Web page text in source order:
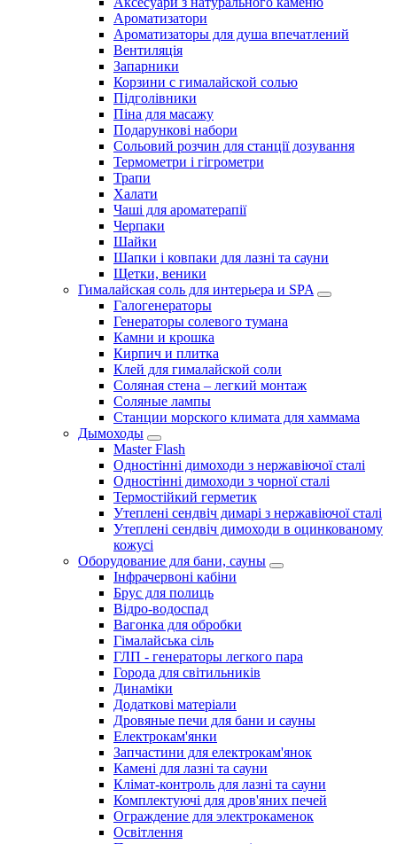
Ароматизатори
Ароматизаторы для душа впечатлений
Вентиляція
Запарники
Корзини с гималайской солью
Підголівники
Піна для масажу
Подарункові набори
Сольовий розчин для станції дозування
Термометри і гігрометри
Трапи
Халати
Чаші для ароматерапії
Черпаки
Шайки
Шапки і ковпаки для лазні та сауни
Щетки, веники
Гималайская соль для интерьера и SPA
Галогенераторы
Генераторы солевого тумана
Камни и крошка
Кирпич и плитка
Клей для гималайской соли
Соляная стена – легкий монтаж
Соляные лампы
Станции морского климата для хаммама
Дымоходы
Master Flash
Одностінні димоходи з нержавіючої сталі
Одностінні димоходи з чорної сталі
Термостійкий герметик
Утеплені сендвіч димарі з нержавіючої сталі
Утеплені сендвіч димоходи в оцинкованому
кожусі
Оборудование для бани, сауны
Інфрачервоні кабіни
Брус для полиць
Відро-водоспад
Вагонка для обробки
Гімалайська сіль
ГЛП - генераторы легкого пара
Города для світильників
Динаміки
Додаткові матеріали
Дровяные печи для бани и сауны
Електрокам'янки
Запчастини для електрокам'янок
Камені для лазні та сауни
Клімат-контроль для лазні та сауни
Комплектуючі для дров'яних печей
Ограждение для электрокаменок
Освітлення